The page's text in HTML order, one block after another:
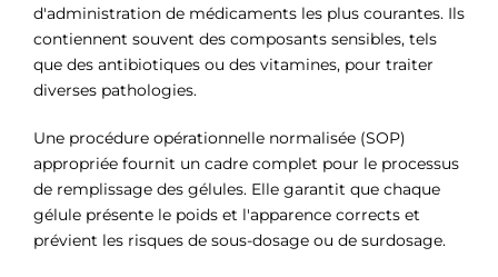
d'administration de médicaments les plus courantes. Ils
contiennent souvent des composants sensibles, tels
que des antibiotiques ou des vitamines, pour traiter
diverses pathologies.
Une procédure opérationnelle normalisée (SOP)
appropriée fournit un cadre complet pour le processus
de remplissage des gélules. Elle garantit que chaque
gélule présente le poids et l'apparence corrects et
prévient les risques de sous-dosage ou de surdosage.